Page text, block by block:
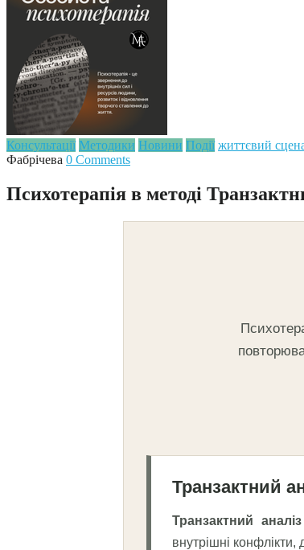
Консультації Методики Новини Події життєвий
Фабрічева 0 Comments
Психотерапія в методі
Транзактний
Транзактний аналіз
внутрішні